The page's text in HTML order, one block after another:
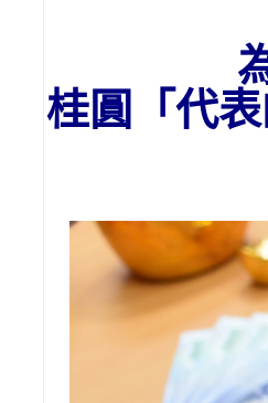
桂圓「代